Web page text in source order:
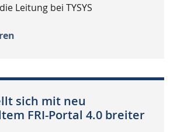
Leitung bei TYSYS
sich mit neu
FRI-Portal 4.0 breiter